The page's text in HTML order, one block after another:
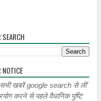
सभी खबरें google search से लीं
करने से पहले वैधानिक पुष्टि